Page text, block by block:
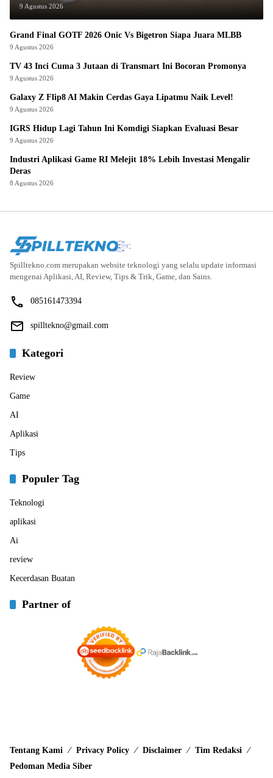
9 Agustus 2026
Grand Final GOTF 2026 Onic Vs Bigetron Siapa Juara MLBB
9 Agustus 2026
TV 43 Inci Cuma 3 Jutaan di Transmart Ini Bocoran Promonya
9 Agustus 2026
Galaxy Z Flip8 AI Makin Cerdas Gaya Lipatmu Naik Level!
9 Agustus 2026
IGRS Hidup Lagi Tahun Ini Komdigi Siapkan Evaluasi Besar
9 Agustus 2026
Industri Aplikasi Game RI Melejit 18% Lebih Investasi Mengalir
Deras
8 Agustus 2026
Spilltekno.com merupakan website teknologi yang selalu update informasi
mengenai Aplikasi, AI, Review, Tips & Trik, Game, dan Sains.
085161473394
spilltekno@gmail.com
Kategori
Review
Game
AI
Aplikasi
Tips
Populer Tag
Teknologi
aplikasi
Ai
review
Kecerdasan Buatan
Partner of
Tentang Kami Privacy Policy Disclaimer
Tim Redaksi
Pedoman Media Siber